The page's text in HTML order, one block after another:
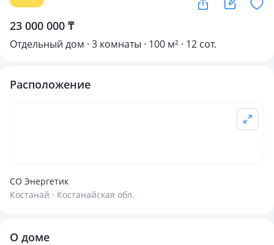
23 000 000 ₸
Отдельный дом · 3 комнаты · 100 м² · 12 сот.
Расположение
СО Энергетик
Костанай · Костанайская обл.
О доме